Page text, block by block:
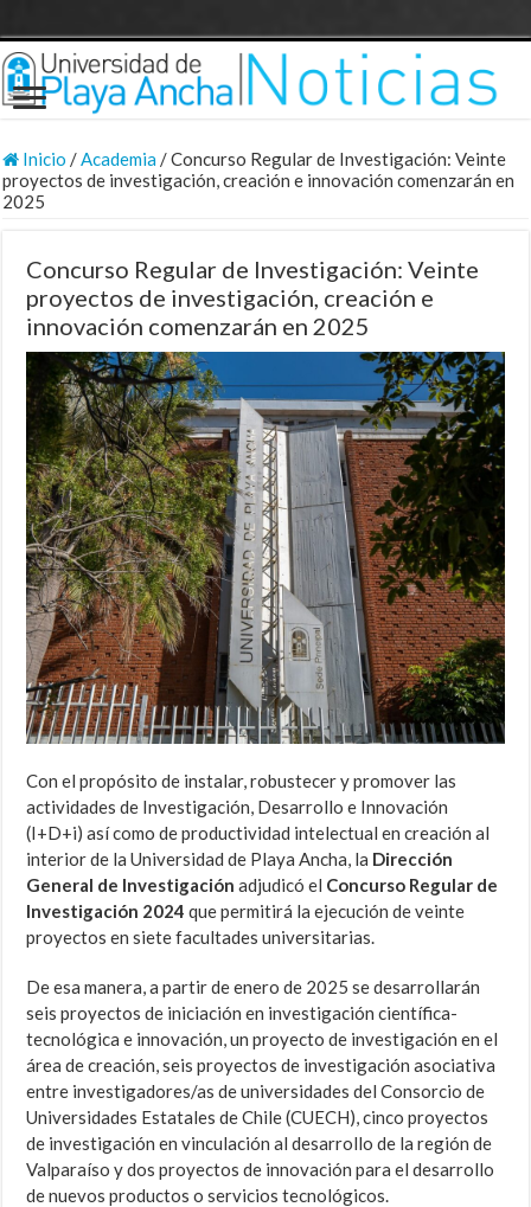
Inicio /Academia/Concurso Regular de Investigación: Veinte
proyectos de investigación, creación e innovación comenzarán en
2025
Concurso Regular de Investigación: Veinte
proyectos de investigación, creación e
innovación comenzarán en 2025
Con el propósito de instalar, robustecer y promover las
actividades de Investigación, Desarrollo e Innovación
(I+D+i) así como de productividad intelectual en creación al
interior de la Universidad de Playa Ancha, la Dirección
General de Investigación adjudicó el Concurso Regular de
Investigación 2024que permitirá la ejecución de veinte
proyectos en siete facultades universitarias.
De esa manera, a partir de enero de 2025 se desarrollarán
seis proyectos de iniciación en investigación científica-
tecnológica e innovación, un proyecto de investigación en el
área de creación, seis proyectos de investigación asociativa
entre investigadores/as de universidades del Consorcio de
Universidades Estatales de Chile (CUECH), cinco proyectos
de investigación en vinculación al desarrollo de la región de
Valparaíso y dos proyectos de innovación para el desarrollo
de nuevos productos o servicios tecnológicos.